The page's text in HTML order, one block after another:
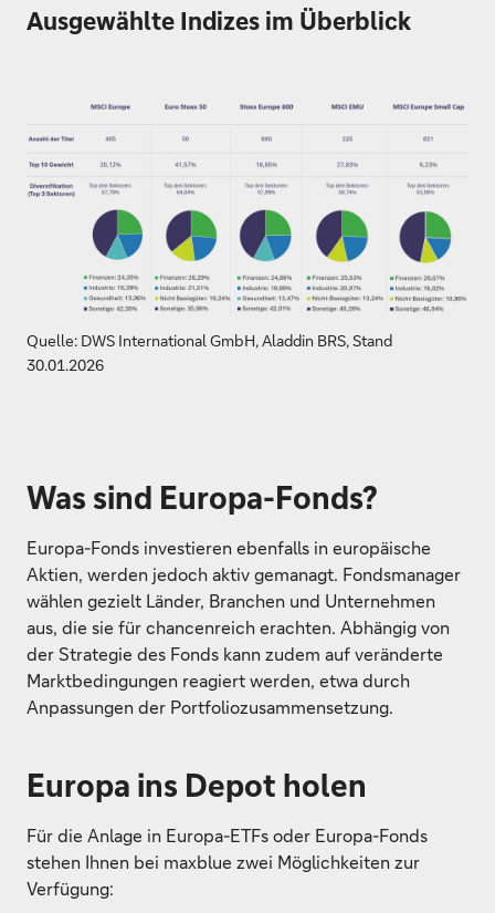
Ausgewählte Indizes im Überblick
Quelle: DWS International GmbH, Aladdin BRS, Stand
30.01.2026
Was sind Europa-Fonds?
Europa-Fonds investieren ebenfalls in europäische
Aktien, werden jedoch aktiv gemanagt. Fondsmanager
wählen gezielt Länder, Branchen und Unternehmen
aus, die sie für chancenreich erachten. Abhängig von
der Strategie des Fonds kann zudem auf veränderte
Marktbedingungen reagiert werden, etwa durch
Anpassungen der Portfoliozusammensetzung.
Europa ins Depot holen
Für die Anlage in Europa-ETFs oder Europa-Fonds
stehen Ihnen bei maxblue zwei Möglichkeiten zur
Verfügung: